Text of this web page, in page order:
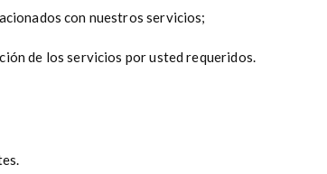
con nuestros servicios;
de los servicios por usted requeridos.